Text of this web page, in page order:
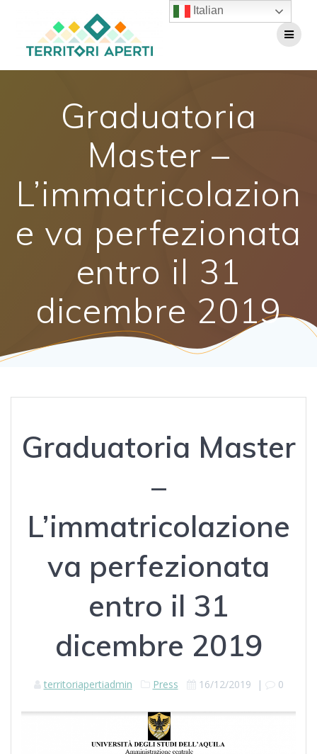
Salta
Graduatoria
Master –
L’immatricolazion
e va perfezionata
entro il 31
dicembre 2019
Graduatoria Master
–
L’immatricolazione
va perfezionata
entro il 31
dicembre 2019
territoriapertiadmin Press 16/12/2019 | 0
Italian